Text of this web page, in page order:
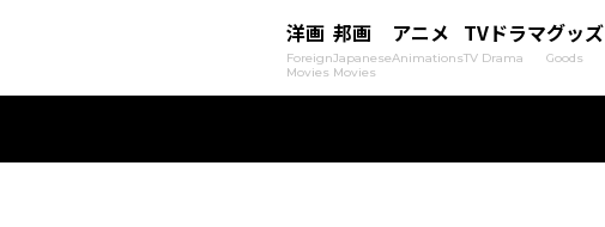
洋画
Foreign
Movies
邦画
Japanese
Movies
アニメ
Animations
TVドラマ
TV Drama
グッズ
Goods